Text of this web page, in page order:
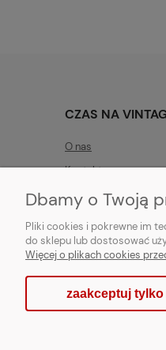
CZAS NA
O nas
Kontakt
Dbamy o Twoją
Pliki cookies i pokrewne im
do sklepu lub dostosować
Więcej o plikach cookies
zaakceptuj